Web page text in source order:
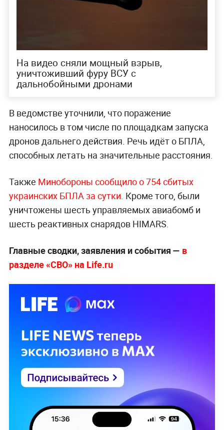
На видео сняли мощный взрыв,
уничтоживший фуру ВСУ с
дальнобойными дронами
В ведомстве уточнили, что поражение
наносилось в том числе по площадкам запуска
дронов дальнего действия. Речь идёт о БПЛА,
способных летать на значительные расстояния.
Также Минобороны сообщило о 754 сбитых
украинских БПЛА за сутки. Кроме того, были
уничтожены шесть управляемых авиабомб и
шесть реактивных снарядов HIMARS.
Главные сводки, заявления и события — в
разделе «СВО» на Life.ru